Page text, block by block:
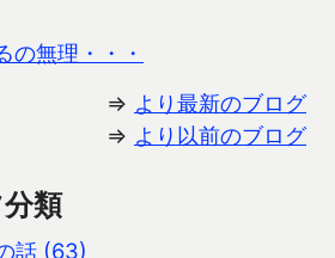
の無理・・・
⇒ より最新のブログ
⇒ より以前のブログ
類
話 (63)